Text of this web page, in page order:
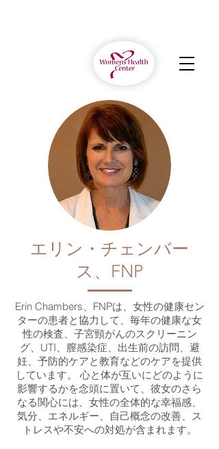
エリン・チェンバー
ス、FNP
Erin Chambers、FNPは、女性の健康セン
ターの患者と協力して、毎年の健康な女
性の検査、子宮頸がんのスクリーニン
グ、UTI、膣感染症、出生前の訪問、避
妊、予防的ケアと教育などのケアを提供
しています。 心と体が互いにどのように
影響するかを念頭に置いて、彼女のさら
なる関心には、女性の全体的な幸福感、
気分、エネルギー、自己概念の改善、ス
トレスや不安への対処が含まれます。